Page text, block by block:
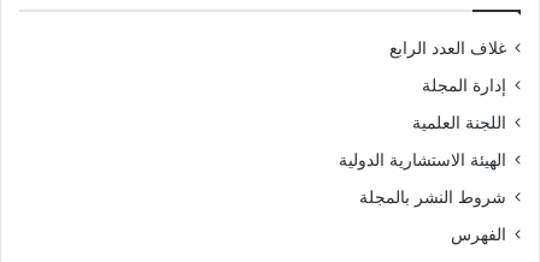
غلاف العدد الرابع
إدارة المجلة
اللجنة العلمية
الهيئة الاستشارية الدولية
شروط النشر بالمجلة
الفهرس